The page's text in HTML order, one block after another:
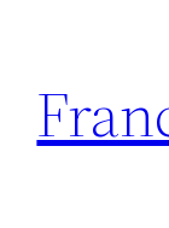
contenu